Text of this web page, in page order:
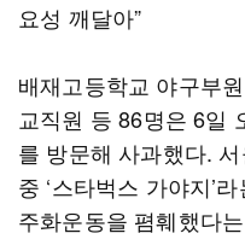
요성 깨달아”
배재고등학교 야구부
교직원 등 86명은 6일
를 방문해 사과했다.
중 ‘스타벅스 가야지’
주화운동을 폄훼했다